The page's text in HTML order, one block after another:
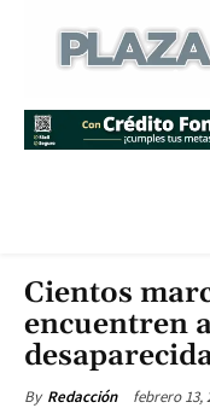
Cientos
encuentren
By Redacción febrero 13,